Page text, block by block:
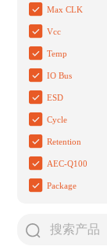
Max CLK
Vcc
Temp
IO Bus
ESD
Cycle
Retention
AEC-Q100
Package